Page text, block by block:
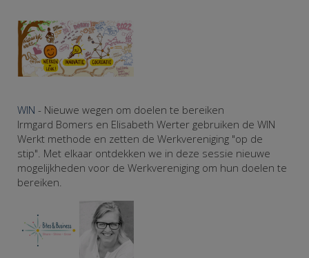
WIN - Nieuwe wegen om doelen te bereiken
Irmgard Bomers en Elisabeth Werter gebruiken de WIN
Werkt methode en zetten de Werkvereniging "op de
stip". Met elkaar ontdekken we in deze sessie nieuwe
mogelijkheden voor de Werkvereniging om hun doelen te
bereiken.